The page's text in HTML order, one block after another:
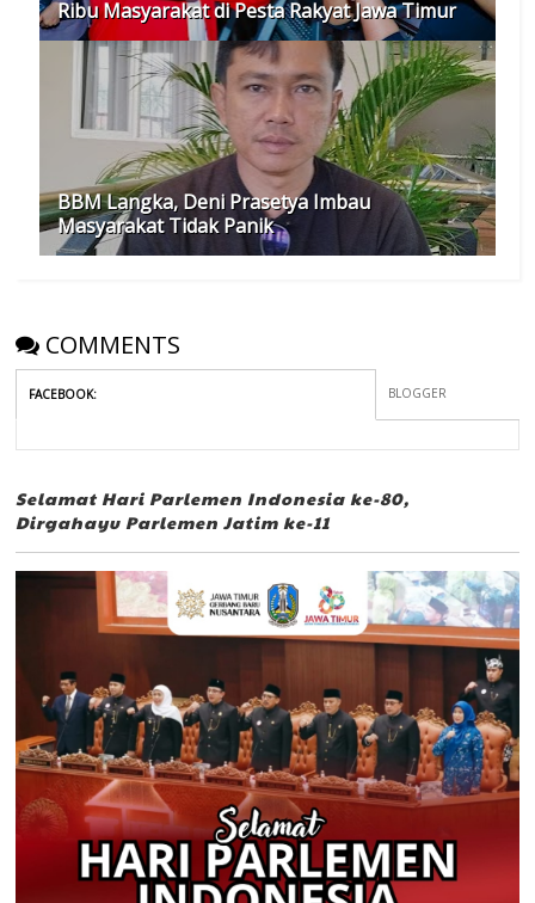
Ribu Masyarakat di Pesta Rakyat Jawa Timur
BBM Langka, Deni Prasetya Imbau
Masyarakat Tidak Panik
COMMENTS
FACEBOOK: BLOGGER
Selamat Hari Parlemen Indonesia ke-80,
Dirgahayu Parlemen Jatim ke-11